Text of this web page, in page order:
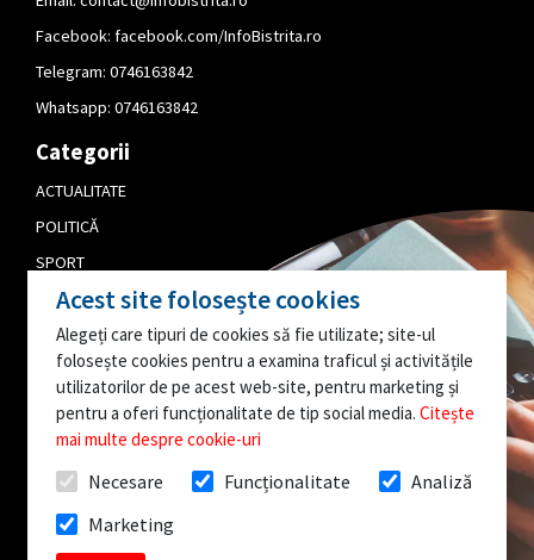
Facebook: facebook.com/InfoBistrita.ro
Telegram: 0746163842
Whatsapp: 0746163842
Categorii
ACTUALITATE
POLITICĂ
SPORT
CULTURĂ
PUBLICITATE
EDITORIAL
AI O INFORMAȚIE
INTERESANTĂ?
SCRIE-NE!
Toate drepturile rezervate @InfoBistrita.ro
Acest site folosește cookies
Alegeți care tipuri de cookies să fie utilizate; site-ul
folosește cookies pentru a examina traficul și activitățile
utilizatorilor de pe acest web-site, pentru marketing și
pentru a oferi funcționalitate de tip social media. Citește
mai multe despre cookie-uri
Necesare Funcționalitate
Analiză
Marketing